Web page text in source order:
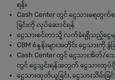
ရန်။
Cash Center တွင် ငွေသားရေတွ
ခြင်းကို လုပ်ဆောင်ရန်
ငွေသားစင်တာသို့ လက်ခံရရှိသည့်ငွေမျ
CBM စံနှုန်းများအတိုင်း ငွေသားကို
Cash Center တွင် ငွေသားအိတ်/သေ
တွင် ငွေသွင်းရန်အတွက် ငွေသားထုပ်ပိုး
ငွေသားထုတ်ယူခြင်း, ငွေသားသိမ်းခြ